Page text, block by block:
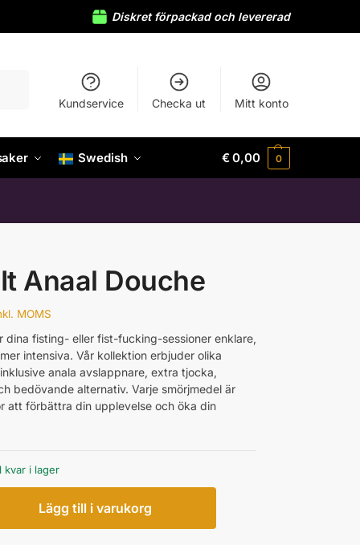
Diskret förpackad och levererad
Kundservice Checka ut Mitt konto
Swedish €0,00 0
Anaal Douche
MOMS
dina fisting- eller fist-fucking-sessioner enklare,
intensiva. Vår kollektion erbjuder olika
anala avslappnare, extra tjocka,
bedövande alternativ. Varje smörjmedel är
att förbättra din upplevelse och öka din
kvar i lager
Lägg till i varukorg